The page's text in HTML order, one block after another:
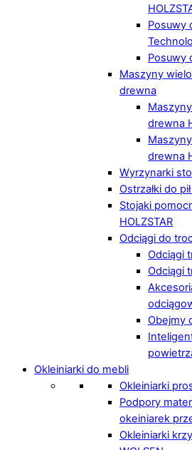
Posuwy
Posuwy
Maszyny
drewna
drewna
drewna
Wyrzynarki
Ostrzałki do
Stojaki
HOLZSTAR
Odciągi do
Odciągi
Odciągi
Obejmy
Okleiniarki do mebli
Okleiniarki
Podpory
okeiniarek
Okleiniarki